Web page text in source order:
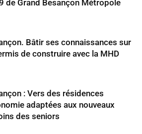
de Grand Besançon Métropole
Bâtir ses connaissances sur
de construire avec la MHD
: Vers des résidences
adaptées aux nouveaux
des seniors